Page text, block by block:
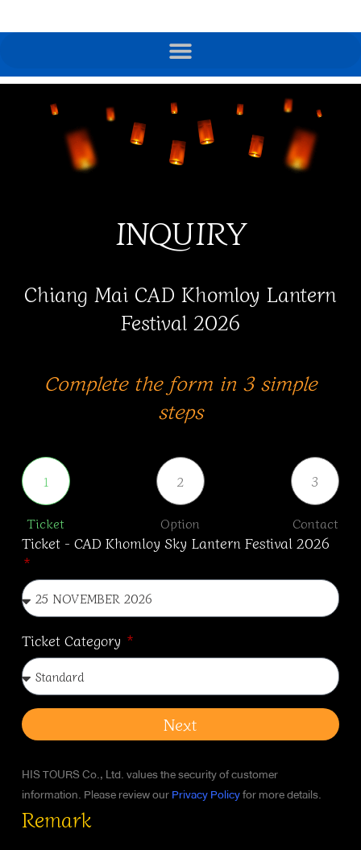
INQUIRY
Chiang Mai CAD Khomloy Lantern
Festival 2026
Complete the form in 3 simple
steps
1
Ticket
2
Option
3
Contact
Ticket - CAD Khomloy Sky Lantern Festival 2026
Ticket Category
Next
HIS TOURS Co., Ltd. values the security of customer
information. Please review ourPrivacy Policyfor more details.
Remark